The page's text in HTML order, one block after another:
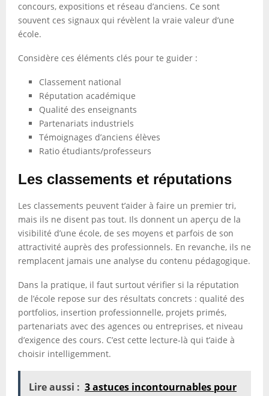
concours, expositions et réseau d’anciens. Ce sont
souvent ces signaux qui révèlent la vraie valeur d’une
école.
Considère ces éléments clés pour te guider :
Classement national
Réputation académique
Qualité des enseignants
Partenariats industriels
Témoignages d’anciens élèves
Ratio étudiants/professeurs
Les classements et réputations
Les classements peuvent t’aider à faire un premier tri,
mais ils ne disent pas tout. Ils donnent un aperçu de la
visibilité d’une école, de ses moyens et parfois de son
attractivité auprès des professionnels. En revanche, ils ne
remplacent jamais une analyse du contenu pédagogique.
Dans la pratique, il faut surtout vérifier si la réputation
de l’école repose sur des résultats concrets : qualité des
portfolios, insertion professionnelle, projets primés,
partenariats avec des agences ou entreprises, et niveau
d’exigence des cours. C’est cette lecture-là qui t’aide à
choisir intelligemment.
Lire aussi : 3 astuces incontournables pour